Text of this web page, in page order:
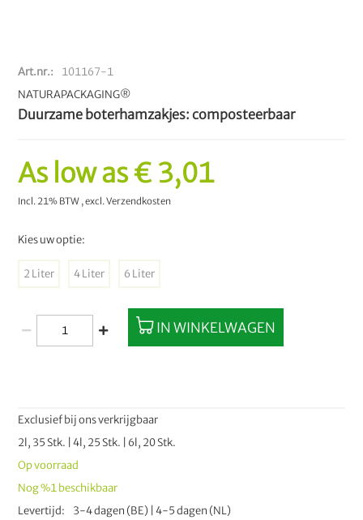
Art.nr.
101167-1
NATURAPACKAGING®
Duurzame boterhamzakjes: composteerbaar
Exclusief bij ons verkrijgbaar
2l, 35 Stk. | 4l, 25 Stk. | 6l, 20 Stk.
Op voorraad
Nog%1beschikbaar
Levertijd
3-4 dagen (BE) | 4-5 dagen (NL)
As low as€ 3,01
Incl. 21% BTW ,excl.Verzendkosten
Kies uw optie:
2 Liter 4 Liter 6 Liter
IN WINKELWAGEN